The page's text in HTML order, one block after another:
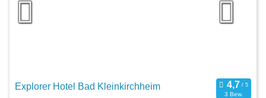
Explorer Hotel Bad Kleinkirchheim
3 Bew.